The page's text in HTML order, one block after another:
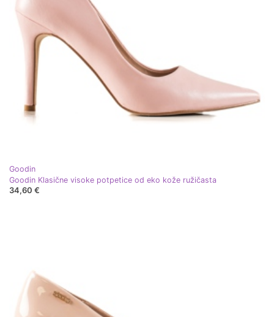
Goodin
Goodin Klasične visoke potpetice od eko kože ružičasta
34,60 €